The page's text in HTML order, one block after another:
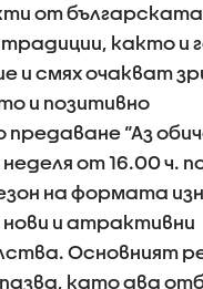
от
както и
и смях очакват
и позитивно
“Аз
от 16.00 ч.
на формата
и атрактивни
Основният
като два